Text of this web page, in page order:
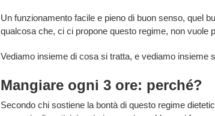
Un funzionamento facile e pieno di buon senso, quel
qualcosa che, ci ci propone questo regime, non vuole
Vediamo insieme di cosa si tratta, e vediamo insieme
Mangiare ogni 3 ore: perché?
Secondo chi sostiene la bontà di questo regime